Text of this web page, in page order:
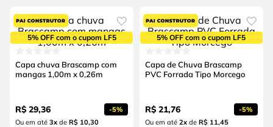
5% OFF com o cupom LF5
Capa chuva Brascamp com
mangas 1,00m x 0,26m
R$ 29,36 -5%
Ou em até 3xde R$ 10,30
5% OFF com o cupom LF5
Capa de Chuva Brascamp
PVC Forrada Tipo Morcego
R$ 21,76 -5%
Ou em até 2xde R$ 11,45